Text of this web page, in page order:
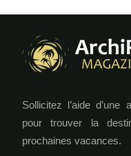
Sollicitez l’aide
pour trouver la
prochaines vacances.